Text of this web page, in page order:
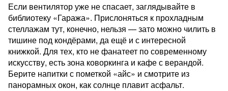
Если вентилятор уже не спасает, заглядывайте в
библиотеку «Гаража». Прислоняться к прохладным
стеллажам тут, конечно, нельзя — зато можно чилить в
тишине под кондёрами, да ещё и с интересной
книжкой. Для тех, кто не фанатеет по современному
искусству, есть зона коворкинга и кафе с верандой.
Берите напитки с пометкой «айс» и смотрите из
панорамных окон, как солнце плавит асфальт.